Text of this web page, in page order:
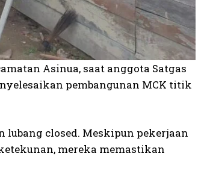
Asinua, saat anggota Satgas
pembangunan MCK titik
closed. Meskipun pekerjaan
mereka memastikan